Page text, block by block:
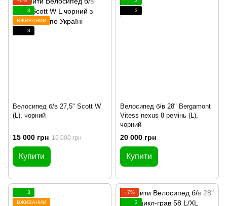
3
ВЖИВАНИЙ
3
Велосипед б/в 27,5" Scott W
(L), чорний
15 000 грн 16 000 грн
Купити
3
Велосипед б/в 28" Bergamont
Vitess nexus 8 ремінь (L),
чорний
20 000 грн
Купити
3
ВЖИВАНИЙ
−7%
3